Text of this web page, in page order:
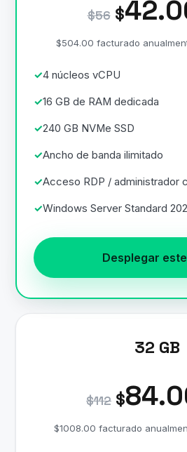
$56 $
$504.00 facturado
4 núcleos vCPU
16 GB de RAM dedicada
240 GB NVMe SSD
Ancho de banda ilimitado
Acceso RDP / administrador
Windows Server Standard
Desplegar este
32 GB
$112 $
$1008.00 facturado